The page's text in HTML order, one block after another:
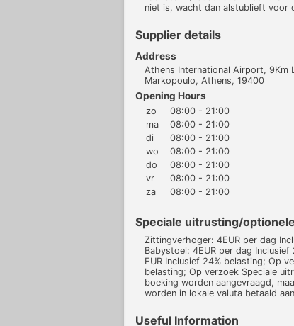
niet is, wacht dan alstublieft voor
Supplier details
Address
Athens International Airport, 9Km
Markopoulo, Athens, 19400
Opening Hours
zo
08:00 - 21:00
ma
08:00 - 21:00
di
08:00 - 21:00
wo
08:00 - 21:00
do
08:00 - 21:00
vr
08:00 - 21:00
za
08:00 - 21:00
Speciale uitrusting/
Zittingverhoger: 4EUR per dag
Babystoel: 4EUR per dag
EUR Inclusief 24% belasting; Op
belasting; Op verzoek Speciale
boeking worden aangevraagd,
worden in lokale valuta betaald
Useful Information